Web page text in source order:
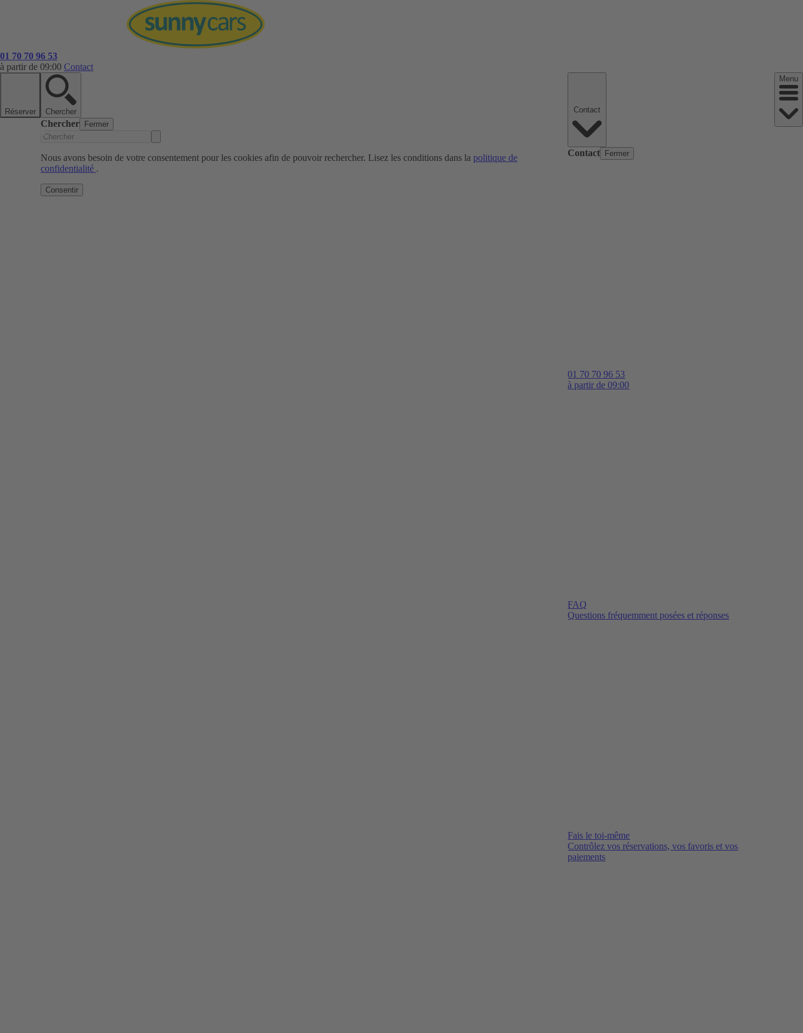
01 70 70 96 53
à partir de 09:00 Contact
Réserver Chercher
Chercher Fermer
Nous avons besoin de votre consentement pour les cookies afin de pouvoir rechercher. Lisez les conditions dans la politique de
confidentialité .
Consentir
Contact Fermer
01 70 70 96 53
à partir de 09:00
FAQ
Questions fréquemment posées et réponses
Fais le toi-même
Contrôlez vos réservations, vos favoris et vos
paiements
Menu